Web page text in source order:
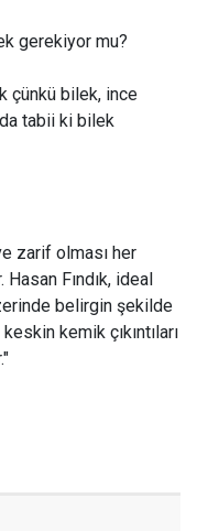
gerekiyor mu?
çünkü bilek, ince
tabii ki bilek
zarif olması her
Fındık, ideal
belirgin şekilde
kemik çıkıntıları